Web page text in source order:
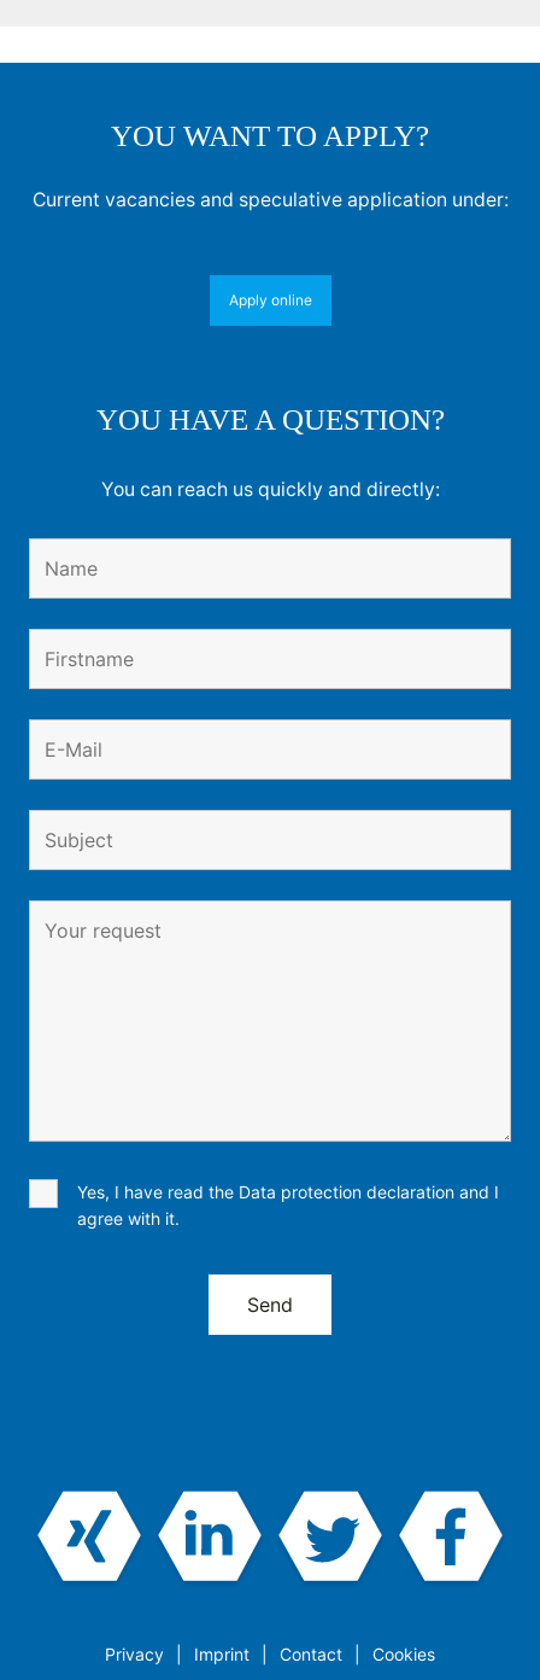
YOU WANT TO APPLY?
Current vacancies and speculative application under:
Apply online
YOU HAVE A QUESTION?
You can reach us quickly and directly:
Yes, I have read the Data protection declaration and I
agree with it.
Privacy Imprint Contact Cookies